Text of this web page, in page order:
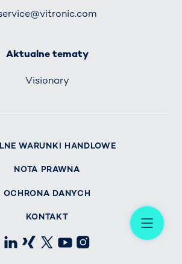
Aktualne tematy
Visionary
WARUNKI HANDLOWE
NOTA PRAWNA
OCHRONA DANYCH
KONTAKT
LinkedIn
Xing X Instagram